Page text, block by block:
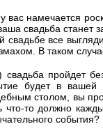
вас намечается
свадьба
свадьбе все
В таком
пройдет
будет в
столом, вы
что-то должно